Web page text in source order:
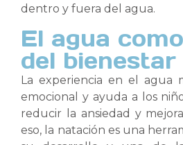
dentro y fuera del agua.
El agua
del bienestar
La experiencia en el agua
emocional y ayuda a los
reducir la ansiedad y
eso, la natación es una